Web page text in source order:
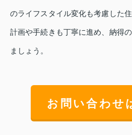
のライフスタイル変化も考慮した
計画や手続きも丁寧に進め、納得
ましょう。
お問い合わせ